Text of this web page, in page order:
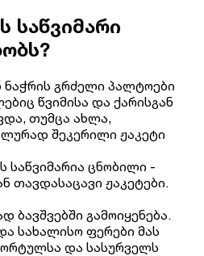
საწვიმარი
ნაჭრის გრძელი პალტოები
წვიმისა და ქარისგან
თუმცა ახლა,
შეკერილი ჟაკეტი
საწვიმარია ცნობილი -
თავდასაცავი ჟაკეტები.
ბავშვებში გამოიყენება.
სახალისო ფერები მას
და სასურველს